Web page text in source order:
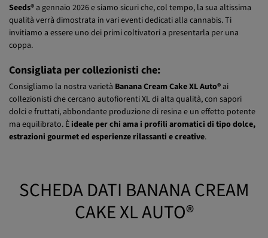
Banana Cream Cake XL Auto® è una varietà lanciata da Sweet
Seeds® a gennaio 2026 e siamo sicuri che, col tempo, la sua altissima
qualità verrà dimostrata in vari eventi dedicati alla cannabis. Ti
invitiamo a essere uno dei primi coltivatori a presentarla per una
Consigliata per collezionisti che:
Consigliamo la nostra varietàBanana Cream Cake XL Auto®ai
collezionisti che cercano autofiorenti XL di alta qualità, con sapori
dolci e fruttati, abbondante produzione di resina e un effetto potente
ma equilibrato. Èideale per chi ama i profili aromatici di tipo dolce,
SCHEDA DATI BANANA CREAM
CAKE XL AUTO®